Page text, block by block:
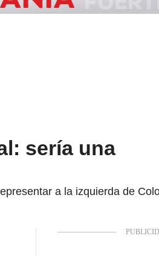
sería una
a la izquierda de